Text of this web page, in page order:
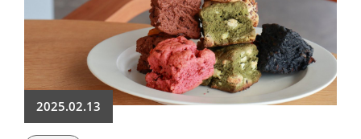
2025.02.13